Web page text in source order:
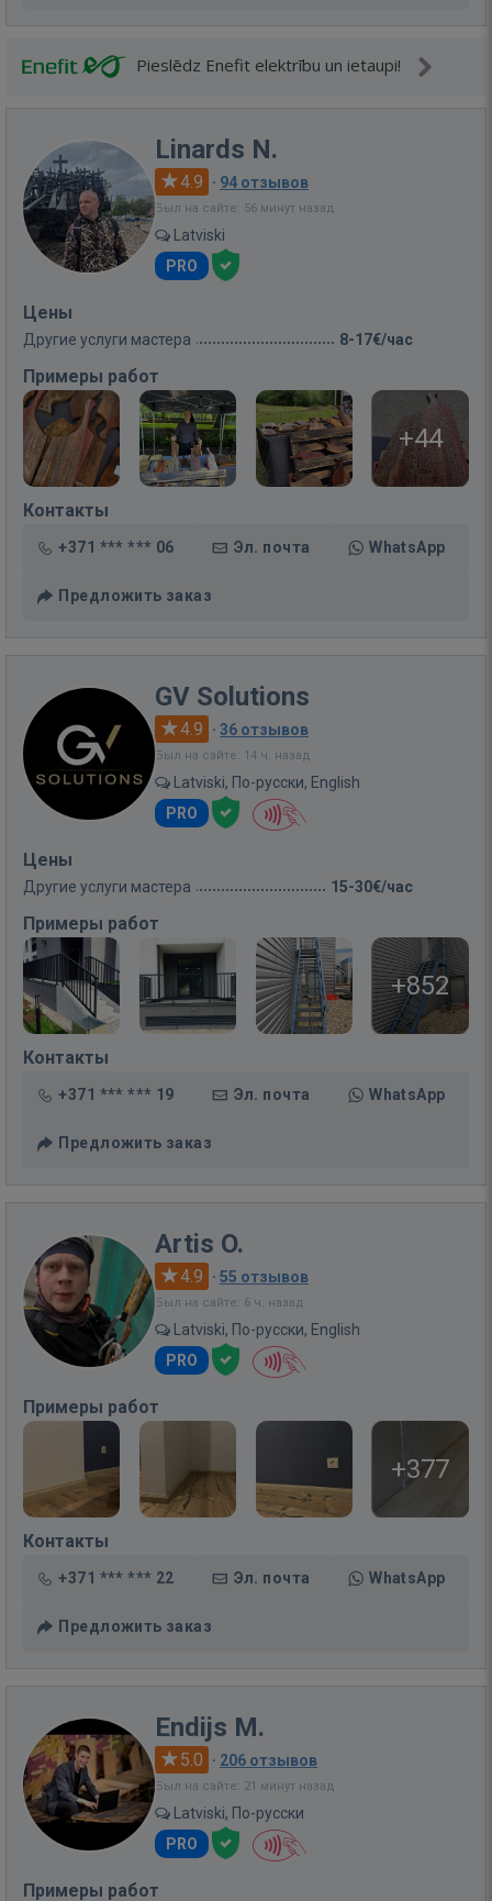
Pieslēdz Enefit elektrību un ietaupi!
Linards N.
4.9 · 94 отзывов
Был на сайте: 56 минут назад
Latviski
PRO
Цены
Другие услуги мастера 8-17€/час
Примеры работ
+44
Контакты
+371 *** *** 06 Эл. почта WhatsApp
Предложить заказ
GV Solutions
4.9 · 36 отзывов
Был на сайте: 14 ч. назад
Latviski, По-русски, English
PRO
Цены
Другие услуги мастера 15-30€/час
Примеры работ
+852
Контакты
+371 *** *** 19 Эл. почта WhatsApp
Предложить заказ
Artis O.
4.9 · 55 отзывов
Был на сайте: 6 ч. назад
Latviski, По-русски, English
PRO
Примеры работ
+377
Контакты
+371 *** *** 22 Эл. почта WhatsApp
Предложить заказ
Endijs M.
5.0 · 206 отзывов
Был на сайте: 21 минут назад
Latviski, По-русски
PRO
Примеры работ